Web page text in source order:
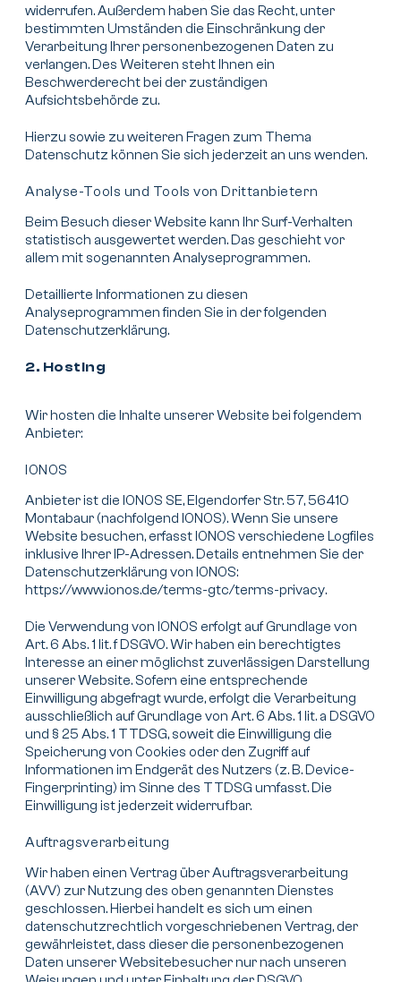
widerrufen. Außerdem haben Sie das Recht, unter
bestimmten Umständen die Einschränkung der
Verarbeitung Ihrer personenbezogenen Daten zu
verlangen. Des Weiteren steht Ihnen ein
Beschwerderecht bei der zuständigen
Aufsichtsbehörde zu.
Hierzu sowie zu weiteren Fragen zum Thema
Datenschutz können Sie sich jederzeit an uns wenden.
Analyse-Tools und Tools von Dritt­anbietern
Beim Besuch dieser Website kann Ihr Surf-Verhalten
statistisch ausgewertet werden. Das geschieht vor
allem mit sogenannten Analyseprogrammen.
Detaillierte Informationen zu diesen
Analyseprogrammen finden Sie in der folgenden
Datenschutzerklärung.
2. Hosting
Wir hosten die Inhalte unserer Website bei folgendem
Anbieter:
IONOS
Anbieter ist die IONOS SE, Elgendorfer Str. 57, 56410
Montabaur (nachfolgend IONOS). Wenn Sie unsere
Website besuchen, erfasst IONOS verschiedene Logfiles
inklusive Ihrer IP-Adressen. Details entnehmen Sie der
Datenschutzerklärung von IONOS:
https://www.ionos.de/terms-gtc/terms-privacy.
Die Verwendung von IONOS erfolgt auf Grundlage von
Art. 6 Abs. 1 lit. f DSGVO. Wir haben ein berechtigtes
Interesse an einer möglichst zuverlässigen Darstellung
unserer Website. Sofern eine entsprechende
Einwilligung abgefragt wurde, erfolgt die Verarbeitung
ausschließlich auf Grundlage von Art. 6 Abs. 1 lit. a DSGVO
und § 25 Abs. 1 TTDSG, soweit die Einwilligung die
Speicherung von Cookies oder den Zugriff auf
Informationen im Endgerät des Nutzers (z. B. Device-
Fingerprinting) im Sinne des TTDSG umfasst. Die
Einwilligung ist jederzeit widerrufbar.
Auftragsverarbeitung
Wir haben einen Vertrag über Auftragsverarbeitung
(AVV) zur Nutzung des oben genannten Dienstes
geschlossen. Hierbei handelt es sich um einen
datenschutzrechtlich vorgeschriebenen Vertrag, der
gewährleistet, dass dieser die personenbezogenen
Daten unserer Websitebesucher nur nach unseren